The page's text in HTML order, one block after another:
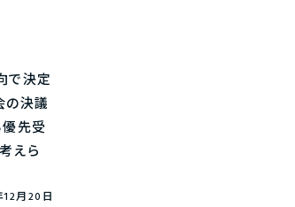
で決定
の決議
先受
えら
12月20日